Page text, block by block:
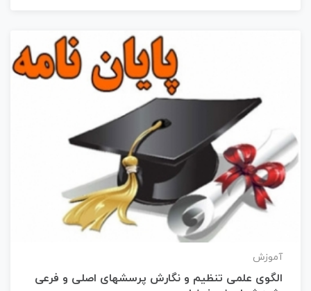
آموزش
الگوی علمی تنظیم و نگارش پرسشهای اصلی و فرعی